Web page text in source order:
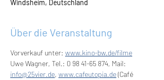
Windsheim, Deutschland
Über die Veranstaltung
Vorverkauf unter: www.kino-bw.de/filme
Uwe Wagner, Tel.: 0 98 41-65 874, Mail:
info@25vier.de, www.cafeutopia.de (Café